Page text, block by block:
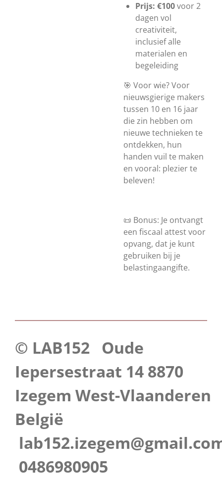
Prijs: €100voor 2
dagen vol
creativiteit,
inclusief alle
materialen en
begeleiding
🎯 Voor wie? Voor
nieuwsgierige makers
tussen 10 en 16 jaar
die zin hebben om
nieuwe technieken te
ontdekken, hun
handen vuil te maken
en vooral: plezier te
beleven!
📜 Bonus: Je ontvangt
een fiscaal attest voor
opvang, dat je kunt
gebruiken bij je
belastingaangifte.
© LAB152 Oude
Iepersestraat 14 8870
Izegem West-Vlaanderen
België
0486980905